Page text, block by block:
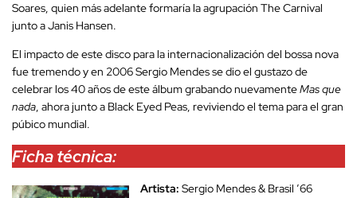
Soares, quien más adelante formaría la agrupación The Carnival
junto a Janis Hansen.
El impacto de este disco para la internacionalización del bossa nova
fue tremendo y en 2006 Sergio Mendes se dio el gustazo de
celebrar los 40 años de este álbum grabando nuevamenteMas que
nada, ahora junto a Black Eyed Peas, reviviendo el tema para el gran
púbico mundial.
Ficha técnica:
Artista: Sergio Mendes & Brasil ’66